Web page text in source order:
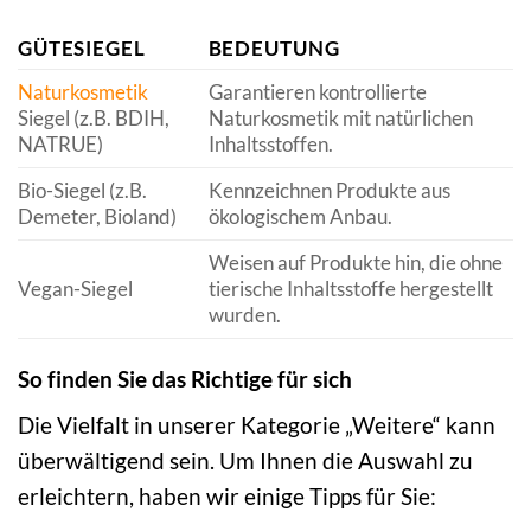
GÜTESIEGEL
BEDEUTUNG
Naturkosmetik
Siegel (z.B. BDIH,
NATRUE)
Garantieren kontrollierte
Naturkosmetik mit natürlichen
Inhaltsstoffen.
Bio-Siegel (z.B.
Demeter, Bioland)
Kennzeichnen Produkte aus
ökologischem Anbau.
Vegan-Siegel
Weisen auf Produkte hin, die ohne
tierische Inhaltsstoffe hergestellt
wurden.
So finden Sie das Richtige für sich
Die Vielfalt in unserer Kategorie „Weitere“ kann
überwältigend sein. Um Ihnen die Auswahl zu
erleichtern, haben wir einige Tipps für Sie: